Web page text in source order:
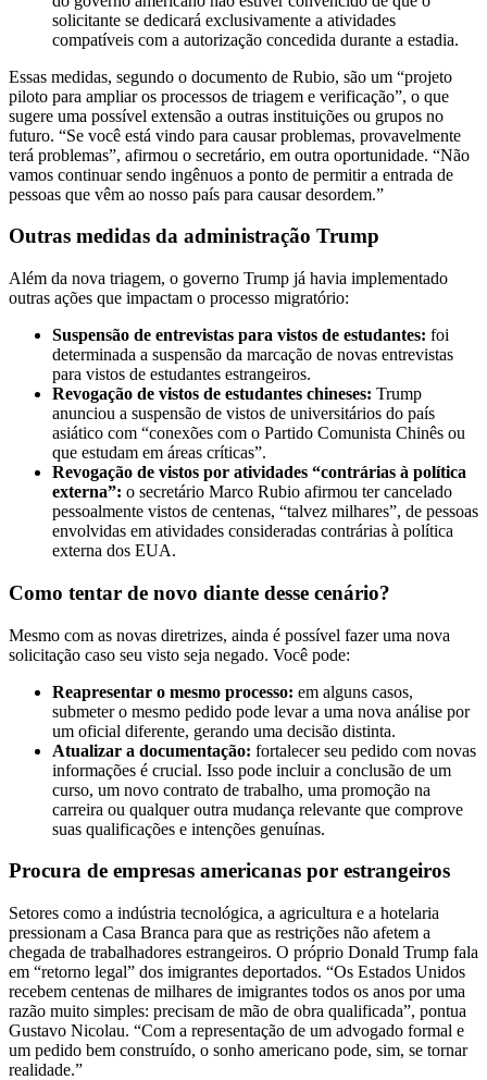
solicitante se dedicará exclusivamente a atividades
compatíveis com a autorização concedida durante a estadia.
Essas medidas, segundo o documento de Rubio, são um “projeto
piloto para ampliar os processos de triagem e verificação”, o que
sugere uma possível extensão a outras instituições ou grupos no
futuro. “Se você está vindo para causar problemas, provavelmente
terá problemas”, afirmou o secretário, em outra oportunidade. “Não
vamos continuar sendo ingênuos a ponto de permitir a entrada de
pessoas que vêm ao nosso país para causar desordem.”
Outras medidas da administração Trump
Além da nova triagem, o governo Trump já havia implementado
outras ações que impactam o processo migratório:
Suspensão de entrevistas para vistos de estudantes: foi
determinada a suspensão da marcação de novas entrevistas
para vistos de estudantes estrangeiros.
Revogação de vistos de estudantes chineses: Trump
anunciou a suspensão de vistos de universitários do país
asiático com “conexões com o Partido Comunista Chinês ou
que estudam em áreas críticas”.
Revogação de vistos por atividades “contrárias à política
externa”: o secretário Marco Rubio afirmou ter cancelado
pessoalmente vistos de centenas, “talvez milhares”, de pessoas
envolvidas em atividades consideradas contrárias à política
externa dos EUA.
Como tentar de novo diante desse cenário?
Mesmo com as novas diretrizes, ainda é possível fazer uma nova
solicitação caso seu visto seja negado. Você pode:
Reapresentar o mesmo processo: em alguns casos,
submeter o mesmo pedido pode levar a uma nova análise por
um oficial diferente, gerando uma decisão distinta.
Atualizar a documentação: fortalecer seu pedido com novas
informações é crucial. Isso pode incluir a conclusão de um
curso, um novo contrato de trabalho, uma promoção na
carreira ou qualquer outra mudança relevante que comprove
suas qualificações e intenções genuínas.
Procura de empresas americanas por estrangeiros
Setores como a indústria tecnológica, a agricultura e a hotelaria
pressionam a Casa Branca para que as restrições não afetem a
chegada de trabalhadores estrangeiros. O próprio Donald Trump fala
em “retorno legal” dos imigrantes deportados. “Os Estados Unidos
recebem centenas de milhares de imigrantes todos os anos por uma
razão muito simples: precisam de mão de obra qualificada”, pontua
Gustavo Nicolau. “Com a representação de um advogado formal e
um pedido bem construído, o sonho americano pode, sim, se tornar
realidade.”